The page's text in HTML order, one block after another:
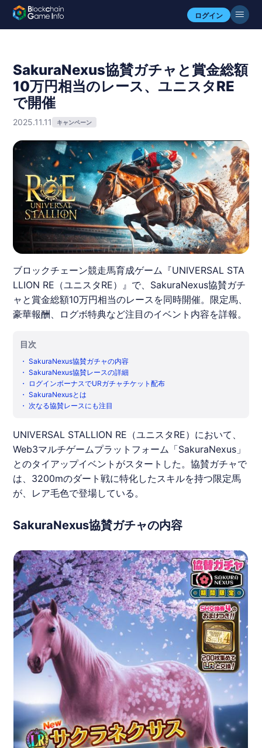
ログイン
SakuraNexus協賛ガチャと賞金総額
10万円相当のレース、ユニスタRE
で開催
2025.11.11 キャンペーン
ブロックチェーン競走馬育成ゲーム『UNIVERSAL STA
LLION RE（ユニスタRE）』で、SakuraNexus協賛ガチ
ャと賞金総額10万円相当のレースを同時開催。限定馬、
豪華報酬、ログボ特典など注目のイベント内容を詳報。
目次
・SakuraNexus協賛ガチャの内容
・SakuraNexus協賛レースの詳細
・
ログインボーナスでURガチャチケット配布
・SakuraNexusとは
・ 次なる協賛レースにも注目
UNIVERSAL STALLION RE（ユニスタRE）において、
Web3マルチゲームプラットフォーム「SakuraNexus 」
とのタイアップイベントがスタートした。協賛ガチャで
は、3200mのダート戦に特化したスキルを持つ限定馬
が、レア毛色で登場している。
SakuraNexus協賛ガチャの内容